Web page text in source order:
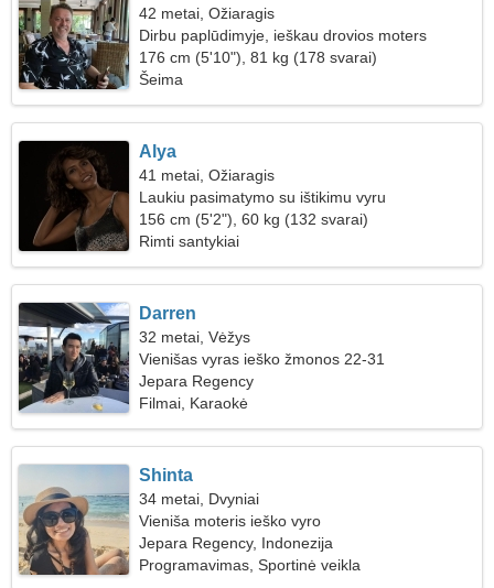
42 metai, Ožiaragis
Dirbu paplūdimyje, ieškau drovios moters
176 cm (5'10"), 81 kg (178 svarai)
Šeima
Alya
41 metai, Ožiaragis
Laukiu pasimatymo su ištikimu vyru
156 cm (5'2"), 60 kg (132 svarai)
Rimti santykiai
Darren
32 metai, Vėžys
Vienišas vyras ieško žmonos 22-31
Jepara Regency
Filmai, Karaokė
Shinta
34 metai, Dvyniai
Vieniša moteris ieško vyro
Jepara Regency, Indonezija
Programavimas, Sportinė veikla